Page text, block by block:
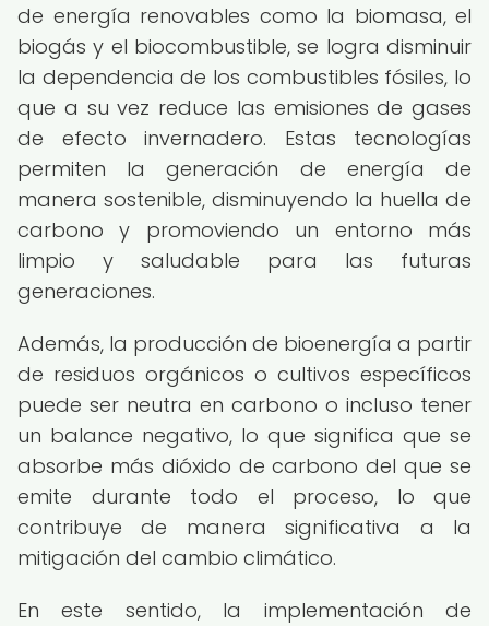
de energía renovables como la biomasa, el
biogás y el biocombustible, se logra disminuir
la dependencia de los combustibles fósiles, lo
que a su vez reduce las emisiones de gases
de efecto invernadero. Estas tecnologías
permiten la generación de energía de
manera sostenible, disminuyendo la huella de
carbono y promoviendo un entorno más
limpio y saludable para las futuras
generaciones.
Además, la producción de bioenergía a partir
de residuos orgánicos o cultivos específicos
puede ser neutra en carbono o incluso tener
un balance negativo, lo que significa que se
absorbe más dióxido de carbono del que se
emite durante todo el proceso, lo que
contribuye de manera significativa a la
mitigación del cambio climático.
En este sentido, la implementación de